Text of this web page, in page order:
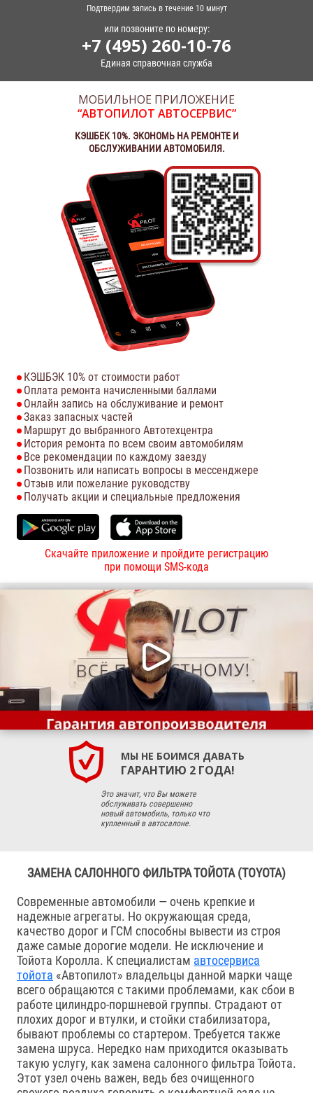
Подтвердим запись в течение 10 минут
или позвоните по номеру:
+7 (495) 260-10-76
Единая справочная служба
МОБИЛЬНОЕ ПРИЛОЖЕНИЕ
“АВТОПИЛОТ АВТОСЕРВИС”
КЭШБЕК 10%. ЭКОНОМЬ НА РЕМОНТЕ И
ОБСЛУЖИВАНИИ АВТОМОБИЛЯ.
КЭШБЭК 10% от стоимости работ
Оплата ремонта начисленными баллами
Онлайн запись на обслуживание и ремонт
Заказ запасных частей
Маршрут до выбранного Автотехцентра
История ремонта по всем своим автомобилям
Все рекомендации по каждому заезду
Позвонить или написать вопросы в мессенджере
Отзыв или пожелание руководству
Получать акции и специальные предложения
Скачайте приложение и пройдите регистрацию
при помощи SMS-кода
МЫ НЕ БОИМСЯ ДАВАТЬ
ГАРАНТИЮ 2 ГОДА!
Это значит, что Вы можете
обслуживать совершенно
новый автомобиль, только что
купленный в автосалоне.
ЗАМЕНА САЛОННОГО ФИЛЬТРА ТОЙОТА (TOYOTA)
Современные автомобили — очень крепкие и
надежные агрегаты. Но окружающая среда,
качество дорог и ГСМ способны вывести из строя
даже самые дорогие модели. Не исключение и
Тойота Королла. К специалистам автосервиса
тойота «Автопилот» владельцы данной марки чаще
всего обращаются с такими проблемами, как сбои в
работе цилиндро-поршневой группы. Страдают от
плохих дорог и втулки, и стойки стабилизатора,
бывают проблемы со стартером. Требуется также
замена шруса. Нередко нам приходится оказывать
такую услугу, как замена салонного фильтра Тойота.
Этот узел очень важен, ведь без очищенного